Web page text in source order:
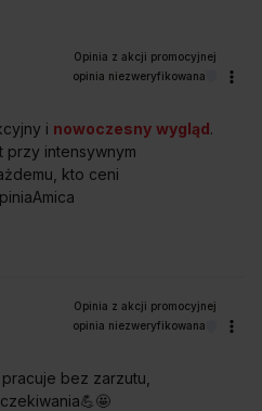
chłodziarki na którym
z przypisanym zakresem
dobrania odpowiednich
i zamrażarce.
E
20% energii mniej niż urządzenie
chłodzenie szybko schłodzisz
jednocześnie - im krócej trwa
lodówki
opinia niezweryfikowana
i nowoczesny wygląd.
przy intensywnym
kto ceni
opinia niezweryfikowana
bez zarzutu,